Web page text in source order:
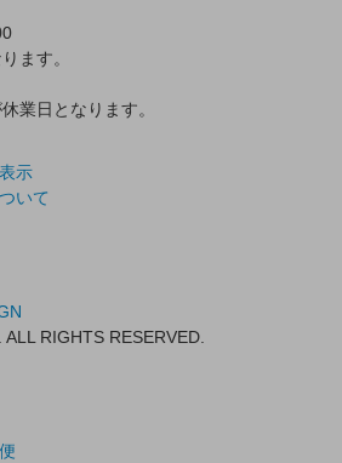
ます。
業日となります。
示
いて
RIGHTS RESERVED.